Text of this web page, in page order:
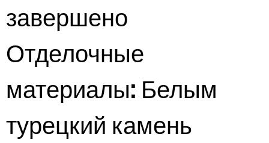
завершено
Отделочные
материалы: Белым
турецкий камень